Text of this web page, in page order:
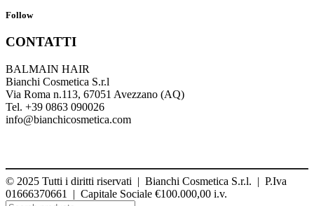
Follow
CONTATTI
BALMAIN HAIR
Bianchi Cosmetica S.r.l
Via Roma n.113, 67051 Avezzano (AQ)
Tel. +39 0863 090026
info@bianchicosmetica.com
© 2025 Tutti i diritti riservati | Bianchi Cosmetica S.r.l. | P.Iva
01666370661 | Capitale Sociale €100.000,00 i.v.